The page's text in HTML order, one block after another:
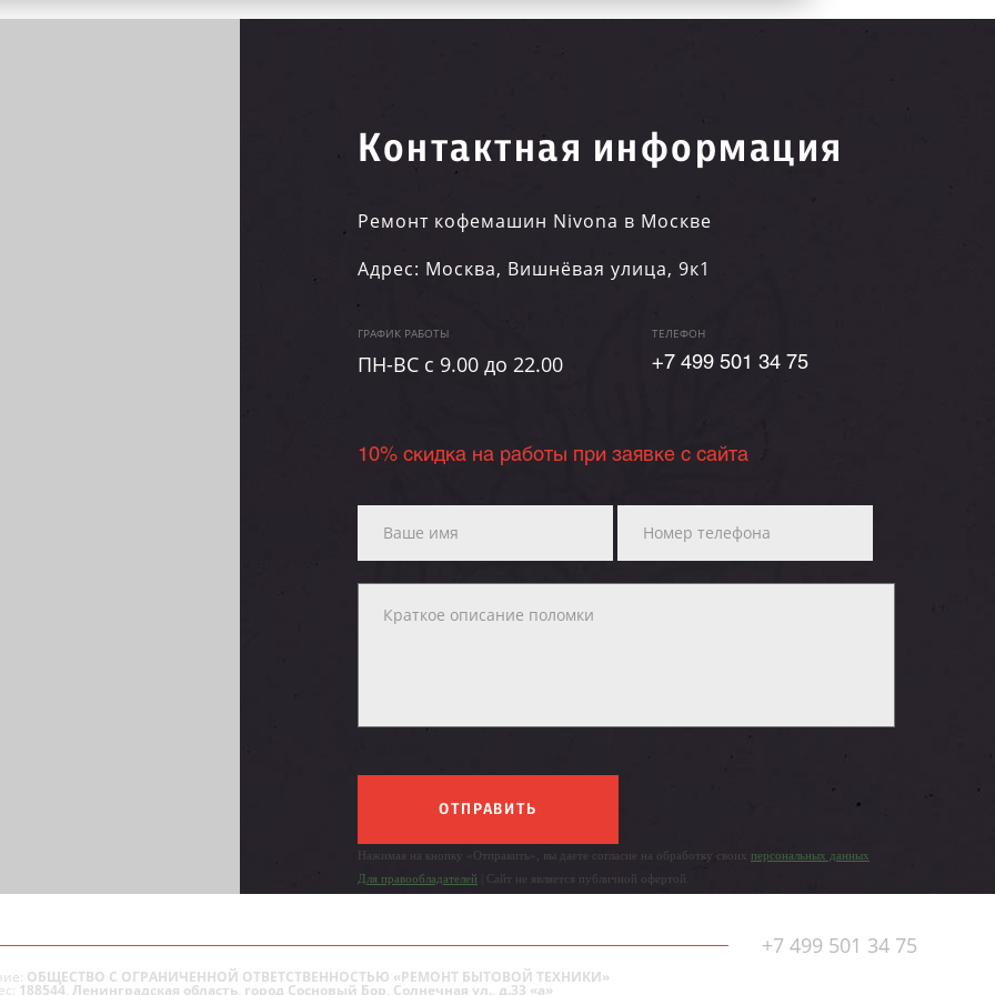
Контактная информация
Ремонт кофемашин Nivona в Москве
Адрес: Москва, Вишнёвая улица, 9к1
ГРАФИК РАБОТЫ
ПН-ВC c 9.00 до 22.00
ТЕЛЕФОН
+7 499 501 34 75
10% скидка на работы при заявке с сайта
ОТПРАВИТЬ
Нажимая на кнопку «Отправить», вы даете согласие на обработку своих персональных данных
Для правообладателей | Сайт не является публичной офертой.
+7 499 501 34 75
ОБЩЕСТВО С ОГРАНИЧЕННОЙ ОТВЕТСТВЕННОСТЬЮ «РЕМОНТ БЫТОВОЙ ТЕХНИКИ»
188544, Ленинградская область, город Сосновый Бор, Солнечная ул., д.33 «а»